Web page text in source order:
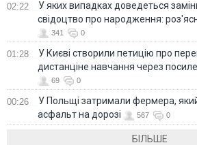
02:22
У яких випадках доведеться
свідоцтво про народження:
341 0
01:28
У Києві створили петицію про
дистанціне навчання через
69 0
00:26
У Польщі затримали фермера,
асфальт на дорозі
567 0
БІЛЬШЕ